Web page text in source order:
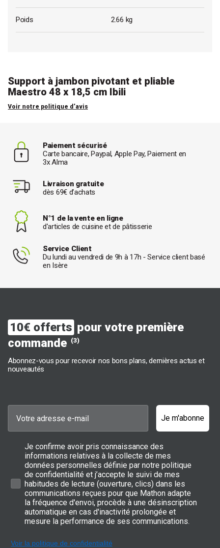
Poids 2.66 kg
Support à jambon pivotant et pliable
Maestro 48 x 18,5 cm Ibili
Voir notre politique d’avis
Paiement sécurisé
Carte bancaire, Paypal, Apple Pay, Paiement en
3x Alma
Livraison gratuite
dès 69€ d’achats
N°1 de la vente en ligne
d'articles de cuisine et de pâtisserie
Service Client
Du lundi au vendredi de 9h à 17h - Service client basé
en Isère
10€ offerts pour votre première
commande (3)
Abonnez-vous pour recevoir nos bons plans, dernières actus et
nouveautés
Je m'abonne
Je confirme avoir pris connaissance des
informations relatives à la collecte de mes
données personnelles définie par notre politique
de confidentialité et j’accepte le suivi de mes
habitudes de lecture (ouverture, clics) dans les
communications reçues pour que Mathon adapte
la fréquence d'envoi, procède à une désinscription
automatique en cas d'inactivité prolongée et
mesure la performance de ses communications.
Voir la politique de confidentialité